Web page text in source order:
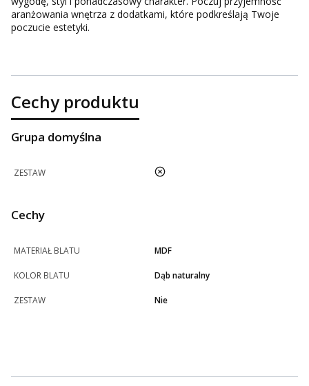
aranżowania wnętrza z dodatkami, które podkreślają Twoje
poczucie estetyki.
Cechy produktu
Grupa domyślna
ZESTAW nie
Cechy
MATERIAŁ BLATU MDF
KOLOR BLATU Dąb naturalny
ZESTAW Nie